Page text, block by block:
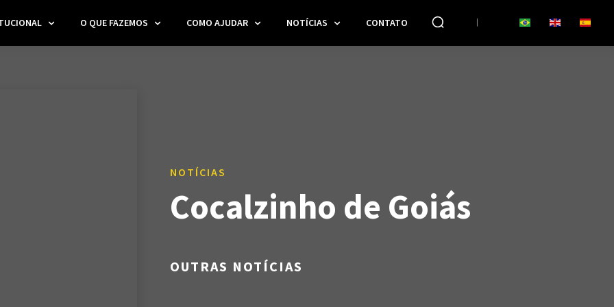
O QUE FAZEMOS COMO AJUDAR NOTÍCIAS CONTATO
NOTÍCIAS
Cocalzinho de Goiás
OUTRAS NOTÍCIAS